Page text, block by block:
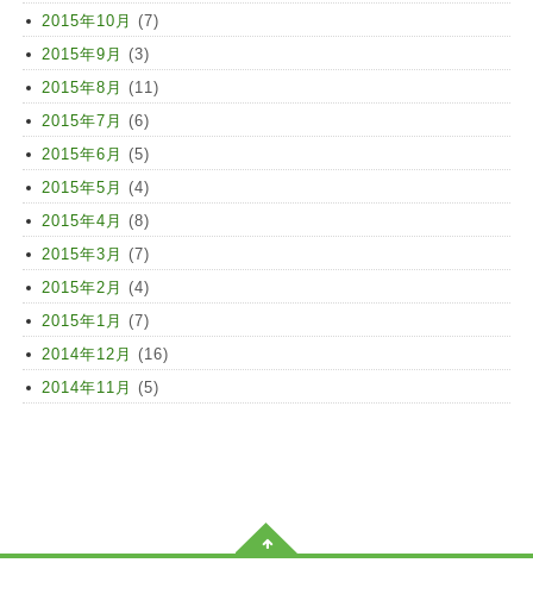
2015年10月 (7)
2015年9月 (3)
2015年8月 (11)
2015年7月 (6)
2015年6月 (5)
2015年5月 (4)
2015年4月 (8)
2015年3月 (7)
2015年2月 (4)
2015年1月 (7)
2014年12月 (16)
2014年11月 (5)